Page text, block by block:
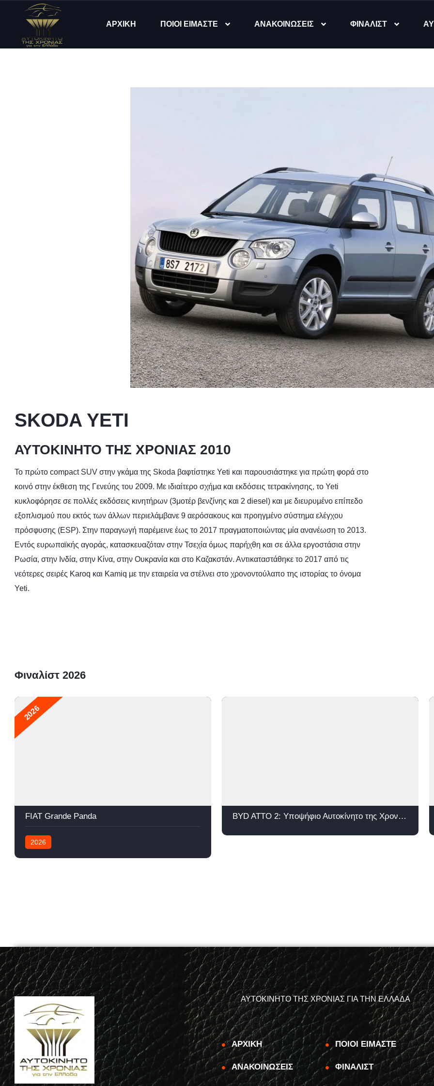
ΑΡΧΙΚΗ ΠΟΙΟΙ ΕΙΜΑΣΤΕ ΑΝΑΚΟΙΝΩΣΕΙΣ ΦΙΝΑΛΙΣΤ
SKODA YETI
ΑΥΤΟΚΙΝΗΤΟ TΗΣ ΧΡΟΝΙΑΣ 2010
To πρώτο compact SUV στην γκάμα της Skoda βαφτίστηκε Yeti και παρουσιάστηκε για πρώτη φορά στο
κοινό στην έκθεση της Γενεύης του 2009. Με ιδιαίτερο σχήμα και εκδόσεις τετρακίνησης, το Yeti
κυκλοφόρησε σε πολλές εκδόσεις κινητήρων (3μοτέρ βενζίνης και 2 diesel) και με διευρυμένο επίπεδο
εξοπλισμού που εκτός των άλλων περιελάμβανε 9 αερόσακους και προηγμένο σύστημα ελέγχου
πρόσφυσης (ESP). Στην παραγωγή παρέμεινε έως το 2017 πραγματοποιώντας μία ανανέωση το 2013.
Εντός ευρωπαϊκής αγοράς, κατασκευαζόταν στην Τσεχία όμως παρήχθη και σε άλλα εργοστάσια στην
Ρωσία, στην Ινδία, στην Κίνα, στην Ουκρανία και στο Καζακστάν. Αντικαταστάθηκε το 2017 από τις
νεότερες σειρές Karoq και Kamiq με την εταιρεία να στέλνει στο χρονοντούλαπο της ιστορίας το όνομα
Yeti.
Φιναλίστ 2026
2026
FIAT Grande Panda
2026
BYD ATTO 2: Υποψήφιο Αυτοκίνητο της Χρονιάς 2026
ΑΥΤΟΚΙΝΗΤΟ ΤΗΣ ΧΡΟΝΙΑΣ ΓΙΑ ΤΗΝ ΕΛΛΑΔΑ
ΑΡΧΙΚΗ ΠΟΙΟΙ ΕΙΜΑΣΤΕ
ΑΝΑΚΟΙΝΩΣΕΙΣ ΦΙΝΑΛΙΣΤ